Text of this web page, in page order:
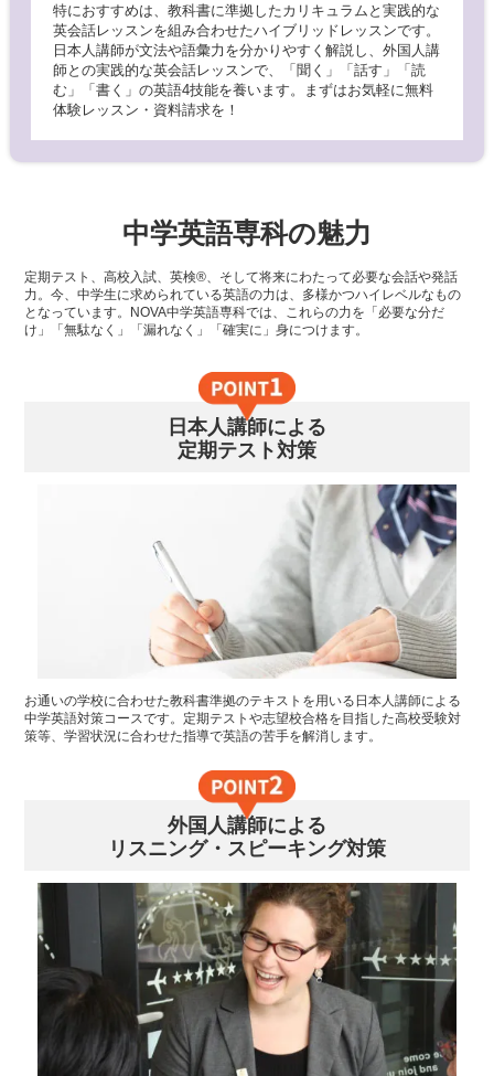
特におすすめは、教科書に準拠したカリキュラムと実践的な
英会話レッスンを組み合わせたハイブリッドレッスンです。
日本人講師が文法や語彙力を分かりやすく解説し、外国人講
師との実践的な英会話レッスンで、「聞く」「話す」「読
む」「書く」の英語4技能を養います。まずはお気軽に無料
体験レッスン・資料請求を！
中学英語専科の魅力
定期テスト、高校入試、英検®、そして将来にわたって必要な会話や発話
力。今、中学生に求められている英語の力は、多様かつハイレベルなもの
となっています。NOVA中学英語専科では、これらの力を「必要な分だ
け」「無駄なく」「漏れなく」「確実に」身につけます。
日本人講師による
定期テスト対策
お通いの学校に合わせた教科書準拠のテキストを用いる日本人講師による
中学英語対策コースです。定期テストや志望校合格を目指した高校受験対
策等、学習状況に合わせた指導で英語の苦手を解消します。
外国人講師による
リスニング・スピーキング対策